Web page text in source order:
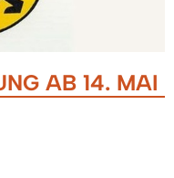
AB 14. MAI